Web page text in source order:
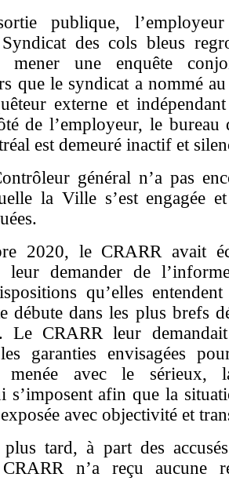
publique,
des cols bleus
mener une enquête
que le syndicat a nommé
externe et
de l’employeur, le
est demeuré inactif et
général n’a pas
la Ville s’est engagée
2020, le CRARR avait
leur demander de
qu’elles
débute dans les plus brefs
CRARR leur
garanties envisagées
menée avec le sérieux,
s’imposent afin que la
avec objectivité et
plus tard, à part des
n’a reçu aucune